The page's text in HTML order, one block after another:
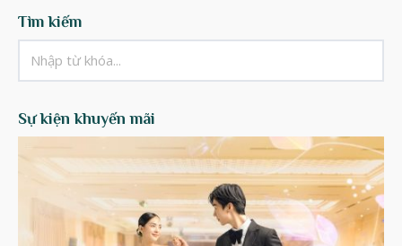
Tìm kiếm
Sự kiện khuyến mãi